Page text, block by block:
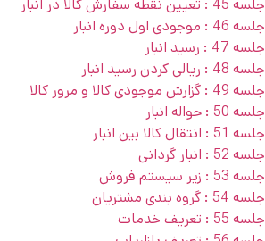
جلسه 45 : تعیین نقطه سفارش کالا در انبار
جلسه 46 : موجودی اول دوره انبار
جلسه 47 : رسید انبار
جلسه 48 : ریالی کردن رسید انبار
جلسه 49 : گزارش موجودی کالا و مرور کالا
جلسه 50 : حواله انبار
جلسه 51 : انتقال کالا بین انبار
جلسه 52 : انبار گردانی
جلسه 53 : زیر سیستم فروش
جلسه 54 : گروه بندی مشتریان
جلسه 55 : تعریف خدمات